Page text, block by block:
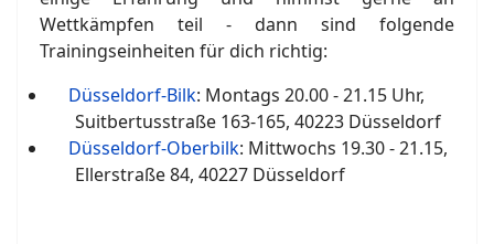
Wettkämpfen teil - dann sind folgende
Trainingseinheiten für dich richtig:
Düsseldorf-Bilk: Montags 20.00 - 21.15 Uhr,
Suitbertusstraße 163-165, 40223 Düsseldorf
Düsseldorf-Oberbilk: Mittwochs 19.30 - 21.15,
Ellerstraße 84, 40227 Düsseldorf